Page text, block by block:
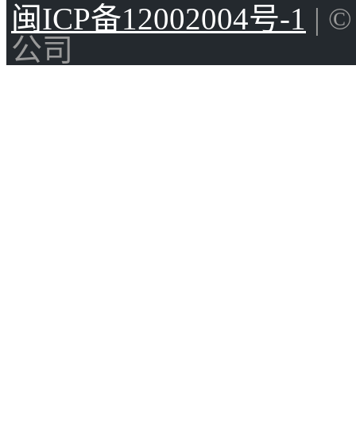
闽ICP备12002004号-1 |
公司